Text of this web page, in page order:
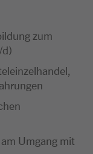
zum
d)
Umgang mit